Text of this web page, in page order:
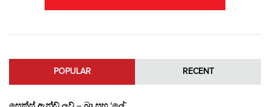
POPULAR RECENT